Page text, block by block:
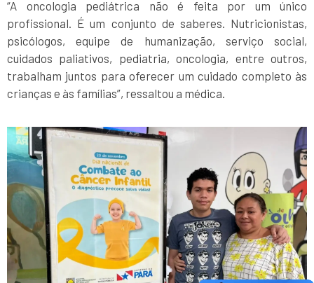
“A oncologia pediátrica não é feita por um único
profissional. É um conjunto de saberes. Nutricionistas,
psicólogos, equipe de humanização, serviço social,
cuidados paliativos, pediatria, oncologia, entre outros,
trabalham juntos para oferecer um cuidado completo às
crianças e às famílias”, ressaltou a médica.